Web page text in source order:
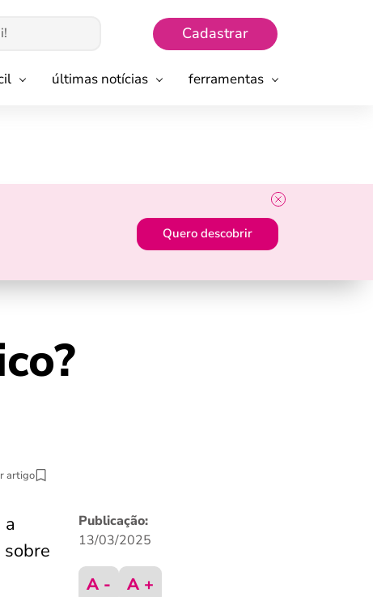
Cadastrar
últimas notícias ferramentas
Quero descobrir
artigo
Publicação:
13/03/2025
A - A +